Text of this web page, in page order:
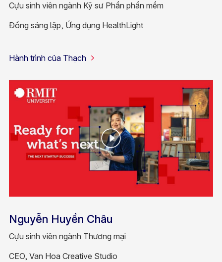
Cựu sinh viên ngành Kỹ sư Phần phần mềm
Đồng sáng lập, Ứng dụng HealthLight
Hành trình của Thạch
Nguyễn Huyền Châu
Cựu sinh viên ngành Thương mại
CEO, Van Hoa Creative Studio